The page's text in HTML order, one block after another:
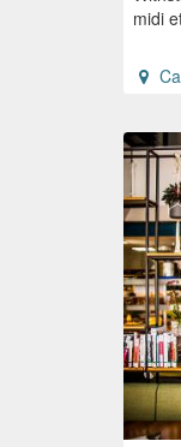
midi